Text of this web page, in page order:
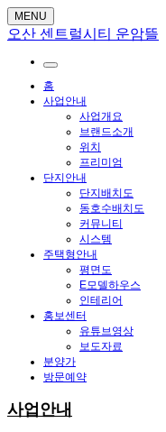
MENU
오산 센트럴시티 운암뜰
홈
사업안내
사업개요
브랜드소개
위치
프리미엄
단지안내
단지배치도
동호수배치도
커뮤니티
시스템
주택형안내
평면도
E모델하우스
인테리어
홍보센터
유튜브영상
보도자료
분양가
방문예약
사업안내